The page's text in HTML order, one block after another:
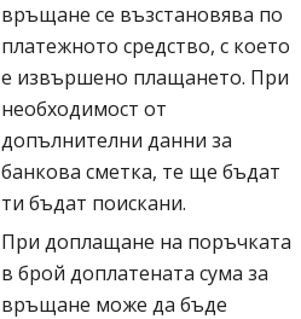
връщане се възстановява по
платежното средство, с което
е извършено плащането. При
необходимост от
допълнителни данни за
банкова сметка, те ще бъдат
ти бъдат поискани.
При доплащане на поръчката
в брой доплатената сума за
връщане може да бъде